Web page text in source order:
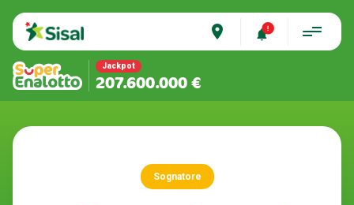
place
Jackpot
207.600.000 €
Sognatore